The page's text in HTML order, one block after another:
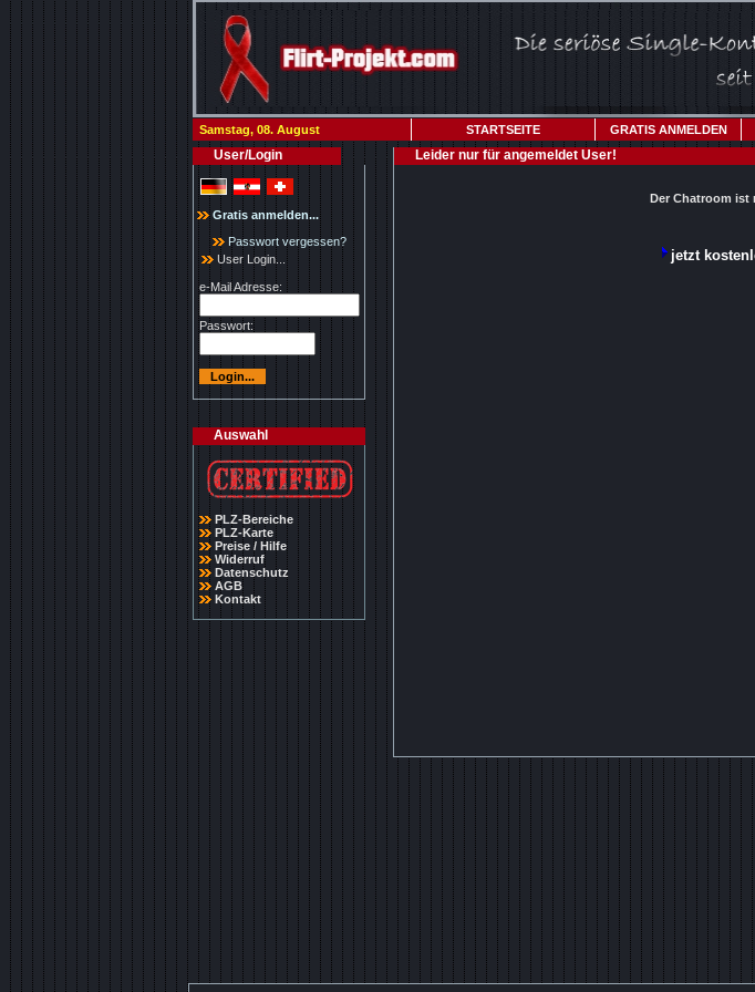
Samstag, 08. August STARTSEITE GRATIS ANMELDEN
User/Login
Gratis anmelden...
Passwort vergessen?
User Login...
e-Mail Adresse:
Passwort:
Auswahl
PLZ-Bereiche
PLZ-Karte
Preise / Hilfe
Widerruf
Datenschutz
AGB
Kontakt
Leider nur für angemeldet User!
Der Chatroom ist
jetzt